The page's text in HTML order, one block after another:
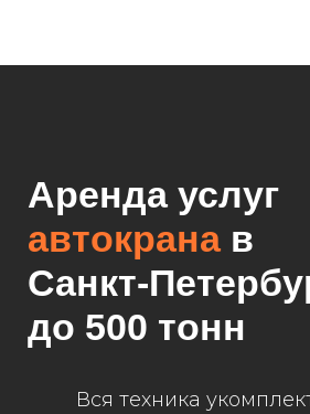
Аренда услуг
автокрана в
Санкт-
до 500 тонн
Вся техника